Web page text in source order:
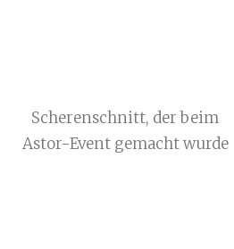
Scherenschnitt, der beim
Astor-Event gemacht wurde